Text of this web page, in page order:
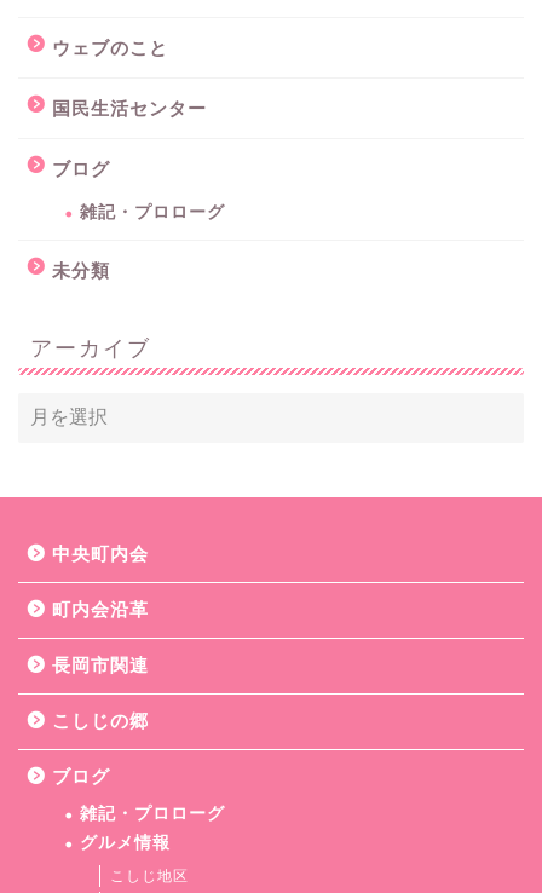
ウェブのこと
国民生活センター
ブログ
雑記・プロローグ
未分類
アーカイブ
中央町内会
町内会沿革
長岡市関連
こしじの郷
ブログ
雑記・プロローグ
グルメ情報
こしじ地区